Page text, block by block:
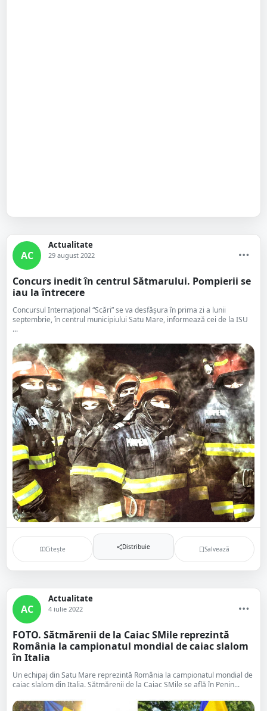
AC
Actualitate
29 august 2022
Concurs inedit în centrul Sătmarului. Pompierii se
iau la întrecere
Concursul Internațional “Scări” se va desfășura în prima zi a lunii
septembrie, în centrul municipiului Satu Mare, informează cei de la ISU
...
Citește Distribuie Salvează
AC
Actualitate
4 iulie 2022
FOTO. Sătmărenii de la Caiac SMile reprezintă
România la campionatul mondial de caiac slalom
în Italia
Un echipaj din Satu Mare reprezintă România la campionatul mondial de
caiac slalom din Italia. Sătmărenii de la Caiac SMile se află în Penin...